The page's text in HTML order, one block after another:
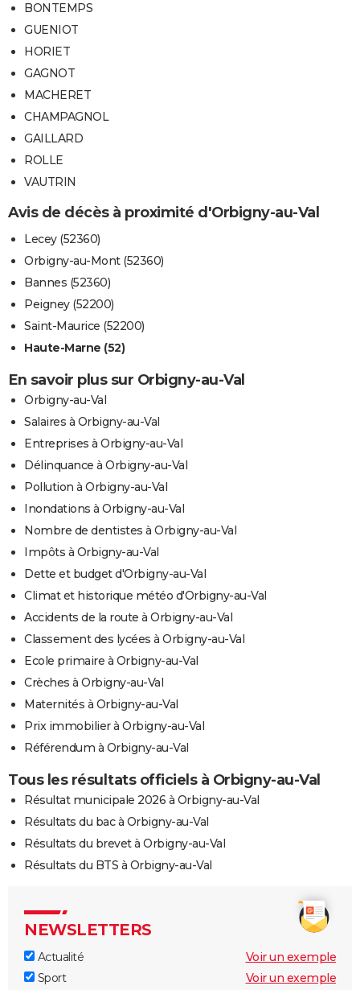
BONTEMPS
GUENIOT
HORIET
GAGNOT
MACHERET
CHAMPAGNOL
GAILLARD
ROLLE
VAUTRIN
Avis de décès à proximité d'Orbigny-au-Val
Lecey (52360)
Orbigny-au-Mont (52360)
Bannes (52360)
Peigney (52200)
Saint-Maurice (52200)
Haute-Marne (52)
En savoir plus sur Orbigny-au-Val
Orbigny-au-Val
Salaires à Orbigny-au-Val
Entreprises à Orbigny-au-Val
Délinquance à Orbigny-au-Val
Pollution à Orbigny-au-Val
Inondations à Orbigny-au-Val
Nombre de dentistes à Orbigny-au-Val
Impôts à Orbigny-au-Val
Dette et budget d'Orbigny-au-Val
Climat et historique météo d'Orbigny-au-Val
Accidents de la route à Orbigny-au-Val
Classement des lycées à Orbigny-au-Val
Ecole primaire à Orbigny-au-Val
Crèches à Orbigny-au-Val
Maternités à Orbigny-au-Val
Prix immobilier à Orbigny-au-Val
Référendum à Orbigny-au-Val
Tous les résultats officiels à Orbigny-au-Val
Résultat municipale 2026 à Orbigny-au-Val
Résultats du bac à Orbigny-au-Val
Résultats du brevet à Orbigny-au-Val
Résultats du BTS à Orbigny-au-Val
NEWSLETTERS
Actualité
Voir un exemple
Sport
Voir un exemple